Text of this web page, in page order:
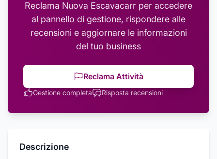
Reclama Nuova Escavacarr per accedere
al pannello di gestione, rispondere alle
recensioni e aggiornare le informazioni
del tuo business
Reclama Attività
Gestione completa Risposta recensioni
Descrizione